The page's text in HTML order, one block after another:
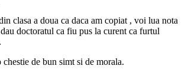
clasa a doua ca daca am copiat , voi lua nota
doctoratul ca fiu pus la curent ca furtul
chestie de bun simt si de morala.